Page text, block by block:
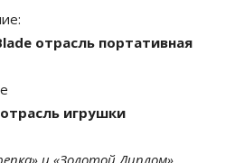
отрасль портативная
игрушки